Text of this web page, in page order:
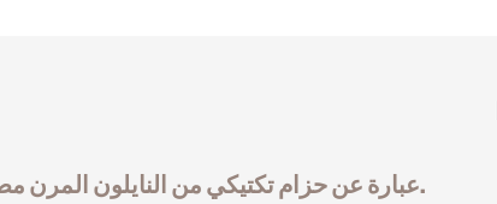
TB-002 عبارة عن حزام تكتيكي من النايلون المرن مصنوع من خليط معدني قتالي.